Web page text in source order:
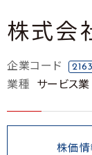
株式会
企業コード 2163
業種
サービス業
株価情